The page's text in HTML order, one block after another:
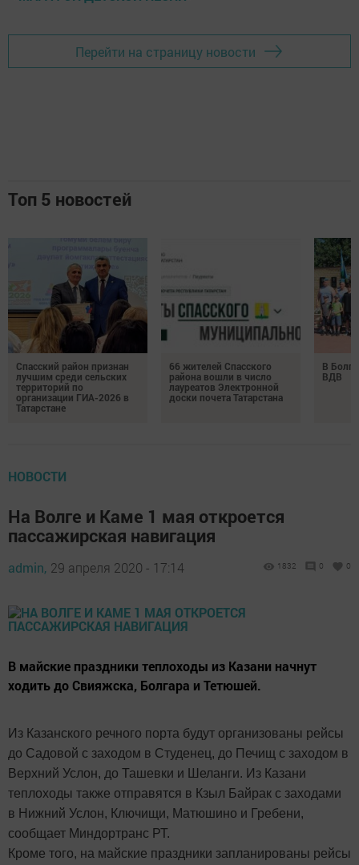
Перейти на страницу новости
Топ 5 новостей
Спасский район признан
лучшим среди сельских
территорий по
организации ГИА-2026 в
Татарстане
66 жителей Спасского
района вошли в число
лауреатов Электронной
доски почета Татарстана
В
ВДВ
НОВОСТИ
На Волге и Каме 1 мая откроется
пассажирская навигация
admin, 29 апреля 2020 - 17:14 1832 0 0
В майские праздники теплоходы из Казани начнут
ходить до Свияжска, Болгара и Тетюшей.
Из Казанского речного порта будут организованы рейсы
до Садовой с заходом в Студенец, до Печищ с заходом в
Верхний Услон, до Ташевки и Шеланги. Из Казани
теплоходы также отправятся в Кзыл Байрак с заходами
в Нижний Услон, Ключищи, Матюшино и Гребени,
сообщает Миндортранс РТ.
Кроме того, на майские праздники запланированы рейсы